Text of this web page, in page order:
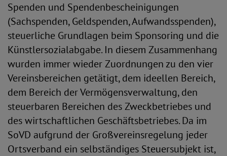
Spenden und Spendenbescheinigungen
(Sachspenden, Geldspenden, Aufwandsspenden),
steuerliche Grundlagen beim Sponsoring und die
Künstlersozialabgabe. In diesem Zusammenhang
wurden immer wieder Zuordnungen zu den vier
Vereinsbereichen getätigt, dem ideellen Bereich,
dem Bereich der Vermögensverwaltung, den
steuerbaren Bereichen des Zweckbetriebes und
des wirtschaftlichen Geschäftsbetriebes. Da im
SoVD aufgrund der Großvereinsregelung jeder
Ortsverband ein selbständiges Steuersubjekt ist,